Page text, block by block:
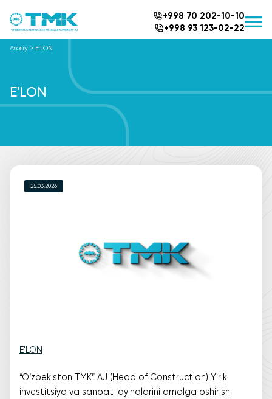
+998 70 202-10-10
+998 93 123-02-22
Asosiy > E'LON
E'LON
25.03.2026
E'LON
“O‘zbekiston TМК” AJ (Head of Construction) Yirik
investitsiya va sanoat loyihalarini amalga oshirish